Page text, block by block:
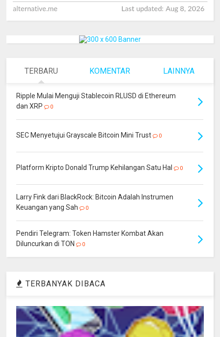
TERBARU KOMENTAR LAINNYA
Ripple Mulai Menguji Stablecoin RLUSD di Ethereum
dan XRP
0
SEC Menyetujui Grayscale Bitcoin Mini Trust 0
Platform Kripto Donald Trump Kehilangan Satu Hal 0
Larry Fink dari BlackRock: Bitcoin Adalah Instrumen
Keuangan yang Sah
0
Pendiri Telegram: Token Hamster Kombat Akan
Diluncurkan di TON
0
TERBANYAK DIBACA